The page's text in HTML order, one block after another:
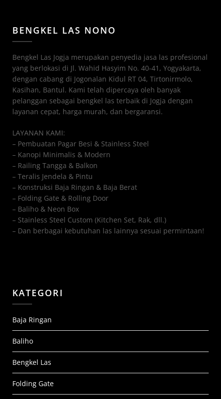
BENGKEL LAS NONO
Bengkel Las Jogja merupakan penyedia jasa las profesional
yang berlokasi di Jl. Wahid Hasyim No. 40-41, Yogyakarta,
dengan cabang di Jogonalan Kidul RT 04, Tirtonirmolo,
Kasihan, Bantul. Kami telah dipercaya oleh banyak
pelanggan sebagai bengkel las terbaik di Jogja dengan
layanan cepat, harga murah, dan bergaransi.
LAYANAN KAMI:
– Pembuatan Pagar Besi & Stainless Steel
– Kanopi Minimalis & Modern
– Railing Tangga & Balkon
– Teralis Jendela & Pintu
– Konstruksi Baja Ringan & Baja Berat
– Folding Gate & Rolling Door
– Baliho & Neon Box
– Stainless Steel Custom (Kitchen Set, Rak, dll.)
– Dan berbagai kebutuhan las lainnya sesuai permintaan!
KATEGORI
Baja Ringan
Baliho
Bengkel Las
Folding Gate